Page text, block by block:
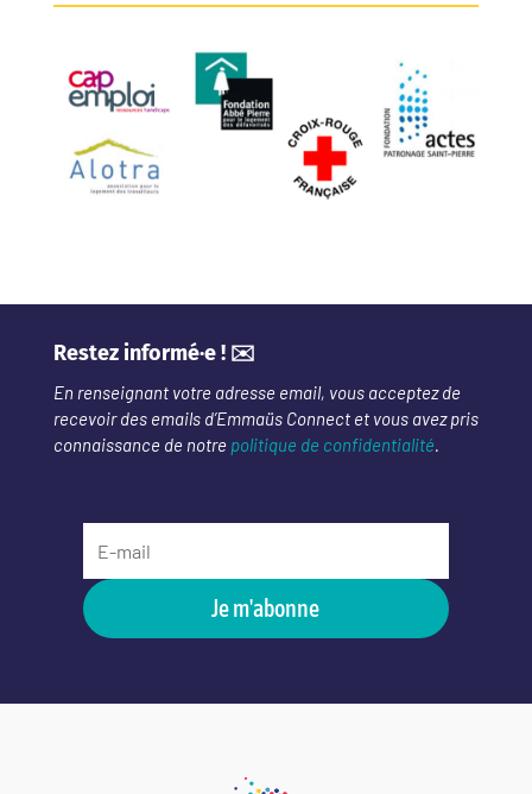
Restez informé·e ! ✉️
En renseignant votre adresse email, vous acceptez de
recevoir des emails d’Emmaüs Connect et vous avez pris
connaissance de notre politique de confidentialité.
Je m'abonne